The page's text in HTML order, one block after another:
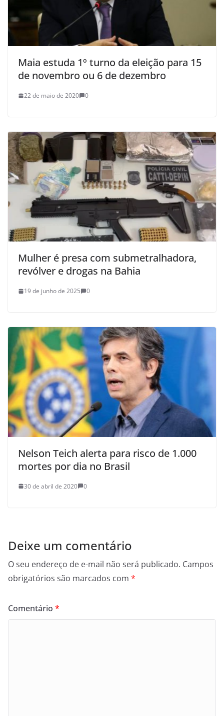
Maia estuda 1º turno da eleição para 15
de novembro ou 6 de dezembro
22 de maio de 2020 0
Mulher é presa com submetralhadora,
revólver e drogas na Bahia
19 de junho de 2025 0
Nelson Teich alerta para risco de 1.000
mortes por dia no Brasil
30 de abril de 2020 0
Deixe um comentário
O seu endereço de e-mail não será publicado. Campos
obrigatórios são marcados com *
Comentário *